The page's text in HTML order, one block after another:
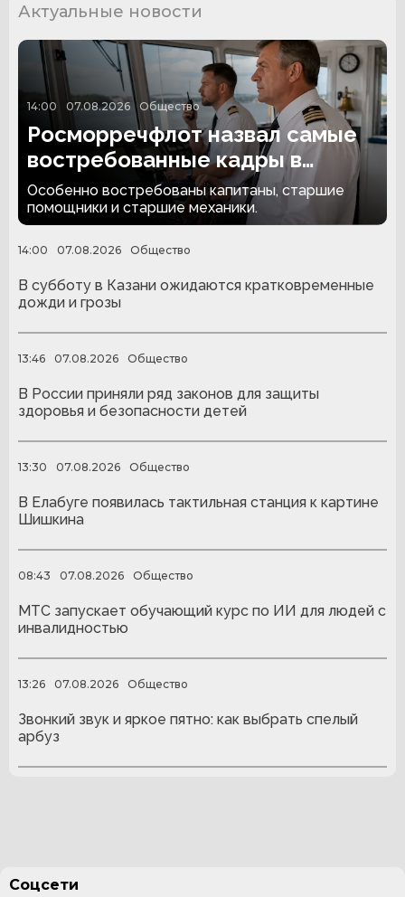
Актуальные новости
14:00 07.08.2026 Общество
Росморречфлот назвал самые
востребованные кадры в
отрасли
Особенно востребованы капитаны, старшие
помощники и старшие механики.
14:00 07.08.2026 Общество
В субботу в Казани ожидаются кратковременные
дожди и грозы
13:46 07.08.2026 Общество
В России приняли ряд законов для защиты
здоровья и безопасности детей
13:30 07.08.2026 Общество
В Елабуге появилась тактильная станция к картине
Шишкина
08:43 07.08.2026 Общество
МТС запускает обучающий курс по ИИ для людей с
инвалидностью
13:26 07.08.2026 Общество
Звонкий звук и яркое пятно: как выбрать спелый
арбуз
Соцсети